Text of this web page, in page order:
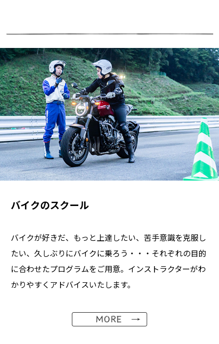
バイクのスクール
バイクが好きだ、もっと上達したい、苦手意識を克服し
たい、久しぶりにバイクに乗ろう・・・それぞれの目的
に合わせたプログラムをご用意。インストラクターがわ
かりやすくアドバイスいたします。